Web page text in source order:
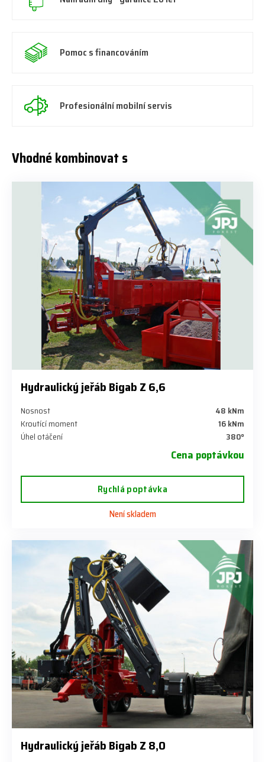
Pomoc s financováním
Profesionální mobilní servis
Vhodné kombinovat s
Hydraulický jeřáb Bigab Z 6,6
Nosnost
48 kNm
Kroutící moment
16 kNm
Úhel otáčení
380°
Cena poptávkou
Rychlá poptávka
Není skladem
Hydraulický jeřáb Bigab Z 8,0